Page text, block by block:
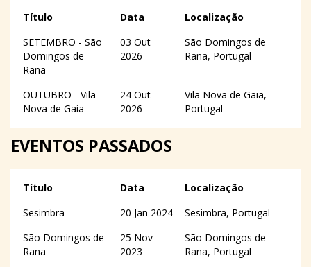
Título Data
Localização
SETEMBRO - São
Domingos de
Rana
03 Out
2026
São Domingos de
Rana, Portugal
OUTUBRO - Vila
Nova de Gaia
24 Out
2026
Vila Nova de Gaia,
Portugal
EVENTOS PASSADOS
Título Data
Localização
Sesimbra
20 Jan 2024
Sesimbra, Portugal
São Domingos de
Rana
25 Nov
2023
São Domingos de
Rana, Portugal